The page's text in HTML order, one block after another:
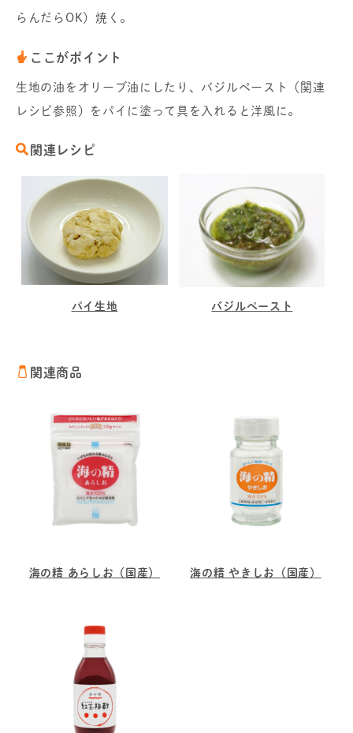
らんだらOK）焼く。
ここがポイント
生地の油をオリーブ油にしたり、バジルペースト（関連
レシピ参照）をパイに塗って具を入れると洋風に。
関連レシピ
パイ生地 バジルペースト
関連商品
海の精 あらしお（国産） 海の精 やきしお（国産）